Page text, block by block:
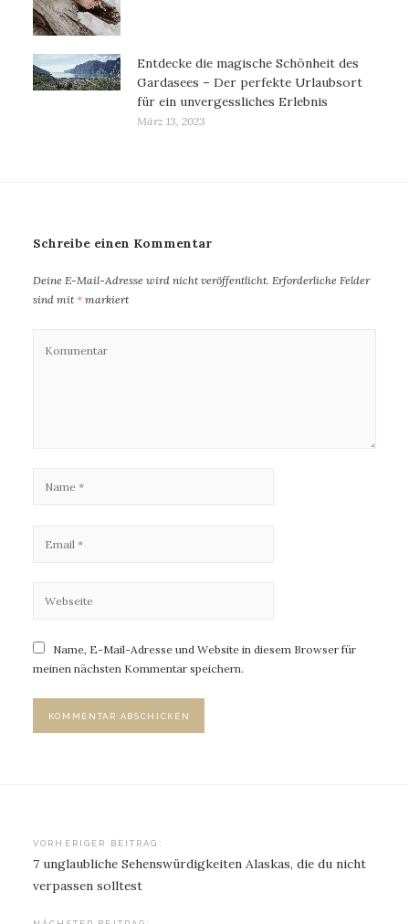
Entdecke die magische Schönheit des
Gardasees – Der perfekte Urlaubsort
für ein unvergessliches Erlebnis
März 13, 2023
Schreibe einen Kommentar
Deine E-Mail-Adresse wird nicht veröffentlicht. Erforderliche Felder
sind mit* markiert
Name, E-Mail-Adresse und Website in diesem Browser für
meinen nächsten Kommentar speichern.
Beitragsnavigation
VORHERIGER BEITRAG:
7 unglaubliche Sehenswürdigkeiten Alaskas, die du nicht
verpassen solltest